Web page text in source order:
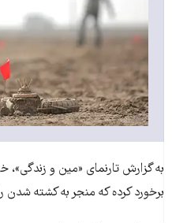
به گزارش تارنمای «مين و زندگی»،
برخورد کرده که منجر به کشته